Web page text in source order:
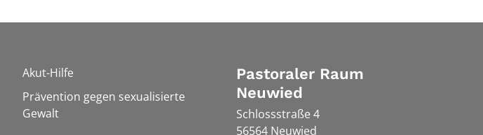
Akut-Hilfe
Prävention gegen sexualisierte
Gewalt
Pastoraler Raum
Neuwied
Schlossstraße 4
56564 Neuwied